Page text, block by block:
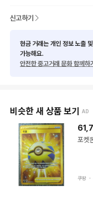
신고하기
현금 거래는 개인 정보 노출
가능해요.
안전한 중고거래 문화 함께하기
비슷한 새 상품 보기 AD
쿠팡 ・